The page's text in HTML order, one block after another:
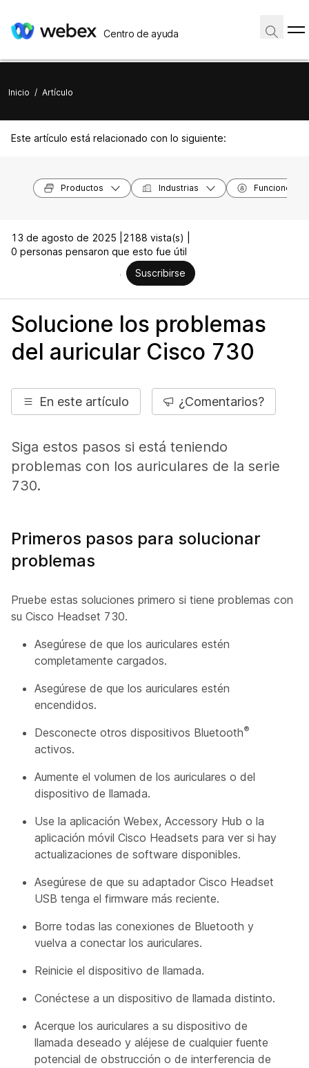
Centro de ayuda
Inicio / Artículo
Este artículo está relacionado con lo siguiente:
Productos Industrias Funciones
13 de agosto de 2025 |
2188 vista(s) |
0 personas pensaron que esto fue útil
Suscribirse
Solucione los problemas
del auricular Cisco 730
En este artículo ¿Comentarios?
Siga estos pasos si está teniendo
problemas con los auriculares de la serie
730.
Primeros pasos para solucionar
problemas
Pruebe estas soluciones primero si tiene problemas con
su Cisco Headset 730.
Asegúrese de que los auriculares estén
completamente cargados.
Asegúrese de que los auriculares estén
encendidos.
Desconecte otros dispositivos Bluetooth®
activos.
Aumente el volumen de los auriculares o del
dispositivo de llamada.
Use la aplicación Webex, Accessory Hub o la
aplicación móvil Cisco Headsets para ver si hay
actualizaciones de software disponibles.
Asegúrese de que su adaptador Cisco Headset
USB tenga el firmware más reciente.
Borre todas las conexiones de Bluetooth y
vuelva a conectar los auriculares.
Reinicie el dispositivo de llamada.
Conéctese a un dispositivo de llamada distinto.
Acerque los auriculares a su dispositivo de
llamada deseado y aléjese de cualquier fuente
potencial de obstrucción o de interferencia de